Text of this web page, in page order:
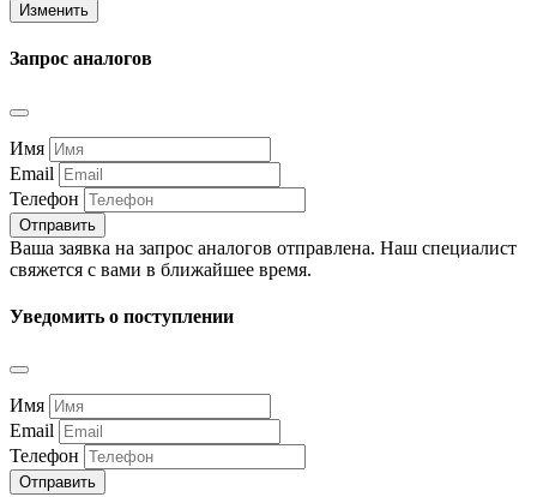
Изменить
Запрос аналогов
Имя
Email
Телефон
Отправить
Ваша заявка на запрос аналогов отправлена. Наш специалист
свяжется с вами в ближайшее время.
Уведомить о поступлении
Имя
Email
Телефон
Отправить